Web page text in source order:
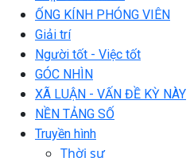
ỐNG KÍNH PHÓNG VIÊN
Giải trí
Người tốt - Việc tốt
GÓC NHÌN
XÃ LUẬN - VẤN ĐỀ KỲ NÀY
NỀN TẢNG SỐ
Truyền hình
Thời sự